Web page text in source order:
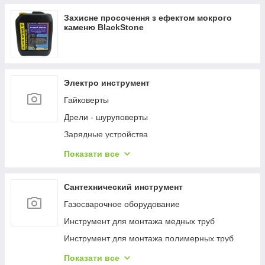
Вологоміри деревини
NPK, елементний склад ґрунту
Температура ґрунту
Вологість ґрунту
Люмінометр
Захисне просочення з ефектом мокрого
каменю BlackStone
Электро инструмент
Гайковерты
Дрели - шуруповерты
Зарядные устройства
Наборы электроинструментов
Пистолеты гвоздозабивные и скобозабивные
Пылесосы
Шлифмашины
Шуруповерты
Показати все
Сантехнический инструмент
Газосварочное оборудование
Инструмент для монтажа медных труб
Инструмент для монтажа полимерных труб
Инструмент для монтажа стальных труб
Показати все